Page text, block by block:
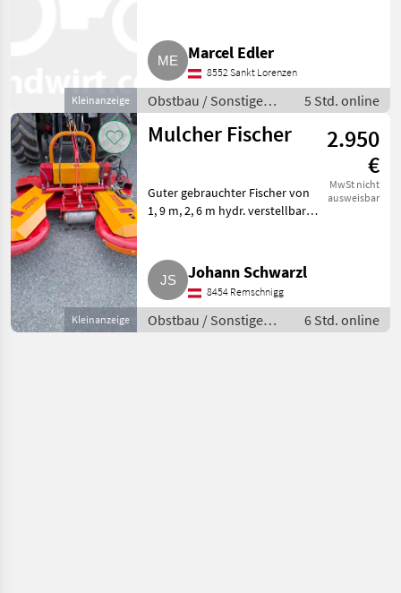
Kleinanzeige
Marcel Edler
8552 Sankt Lorenzen
Obstbau / Sonstige
Obstbaumaschinen
5 Std. online
Kleinanzeige
Mulcher Fischer
2.950
€
MwSt nicht
ausweisbar
Guter gebrauchter Fischer von
1, 9 m, 2, 6 m hydr. verstellbar.
gutem Zustand. Ideal zum
Kulturen oder Zaun oder
Johann Schwarzl
8454 Remschnigg
Obstbau / Sonstige
Obstbaumaschinen
6 Std. online